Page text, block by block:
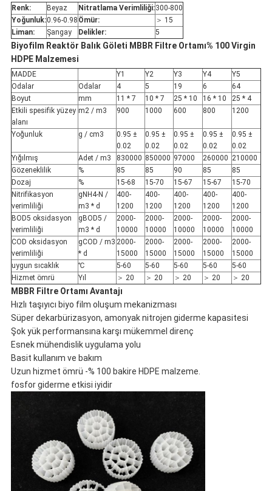
Renk: Beyaz Nitratlama Verimliliği:300-800
Yoğunluk:0.96-0.98 Ömür:
＞ 15
Liman:
Şangay Delikler: 5
Biyofilm Reaktör Balık Göleti MBBR Filtre Ortamı% 100 Virgin
HDPE Malzemesi
MADDE Y1 Y2 Y3 Y4
Y5
Odalar
Odalar 4 5 19 6
64
Boyut
mm 11 * 7 10 * 7 25 * 10 16 * 10
25 * 4
Etkili spesifik yüzey
alanı
m2 / m3 900 1000 600 800 1200
Yoğunluk g / cm3
0.95 ±
0.02
0.95 ±
0.02
0.95 ±
0.02
0.95 ±
0.02
0.95 ±
0.02
Yığılmış
Adet / m3 830000 850000 97000 260000 210000
Gözeneklilik
% 85 85 90 85
85
Dozaj
% 15-68 15-70 15-67 15-67
15-70
Nitrifikasyon
verimliliği
gNH4-N /
m3 * d
400-
1200
400-
1200
400-
1200
400-
1200
400-
1200
BOD5 oksidasyon
verimliliği
gBOD5 /
m3 * d
2000-
10000
2000-
10000
2000-
10000
2000-
10000
2000-
10000
COD oksidasyon
verimliliği
gCOD / m3
* d
2000-
15000
2000-
15000
2000-
15000
2000-
15000
2000-
15000
uygun sıcaklık
℃ 5-60 5-60 5-60 5-60
5-60
Hizmet ömrü
Yıl ＞ 20 ＞ 20 ＞ 20 ＞ 20 ＞ 20
MBBR Filtre Ortamı Avantajı
Hızlı taşıyıcı biyo film oluşum mekanizması
Süper dekarbürizasyon, amonyak nitrojen giderme kapasitesi
Şok yük performansına karşı mükemmel direnç
Esnek mühendislik uygulama yolu
Basit kullanım ve bakım
Uzun hizmet ömrü -% 100 bakire HDPE malzeme.
fosfor giderme etkisi iyidir